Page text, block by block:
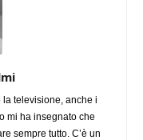
televisione, anche i
mi ha insegnato che
sempre tutto. C’è un